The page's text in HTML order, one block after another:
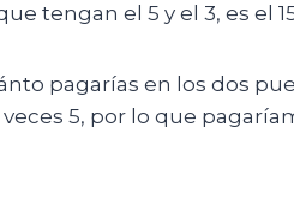
tengan el 5 y el 3, es el
pagarías en los dos
5, por lo que